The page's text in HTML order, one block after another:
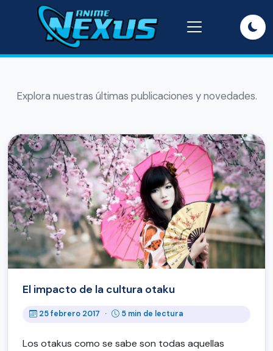
Explora nuestras últimas publicaciones y novedades.
El impacto de la cultura otaku
25 febrero 2017 · 5 min de lectura
Los otakus como se sabe son todas aquellas